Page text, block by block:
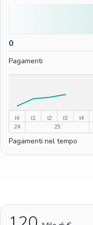
0
Pagamenti
t4
24
t1
25
t2 t3 t4
Pagamenti nel tempo